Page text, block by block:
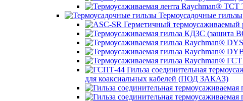
Термоусадочные гильзы
для коаксиальных кабелей (ПОД ЗАКАЗ)